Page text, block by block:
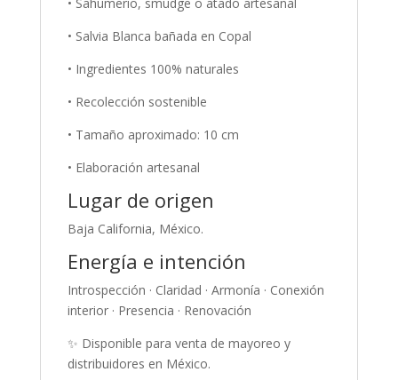
• Sahumerio, smudge o atado artesanal
• Salvia Blanca bañada en Copal
• Ingredientes 100% naturales
• Recolección sostenible
• Tamaño aproximado: 10 cm
• Elaboración artesanal
Lugar de origen
Baja California, México.
Energía e intención
Introspección · Claridad · Armonía · Conexión
interior · Presencia · Renovación
✨ Disponible para venta de mayoreo y
distribuidores en México.